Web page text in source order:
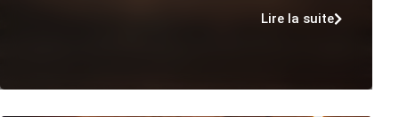
Lire la suite